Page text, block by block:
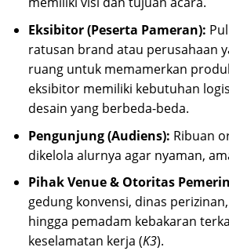
Eksibitor (Peserta Pameran):
ratusan brand atau perusahaan
ruang untuk memamerkan
eksibitor memiliki kebutuhan
desain yang berbeda-beda.
Pengunjung (Audiens): Ribuan
dikelola alurnya agar nyaman,
Pihak Venue & Otoritas
gedung konvensi, dinas
hingga pemadam kebakaran
keselamatan kerja (K3).